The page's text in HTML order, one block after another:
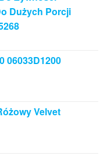
Dużych Porcji
06033D1200
Velvet